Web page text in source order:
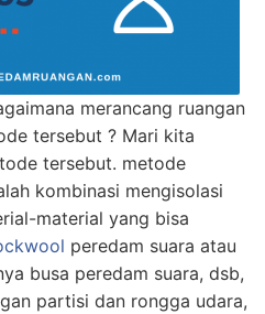
merancang ruangan
tersebut ? Mari kita
tersebut. metode
kombinasi mengisolasi
material yang bisa
peredam suara atau
busa peredam suara, dsb,
partisi dan rongga udara,